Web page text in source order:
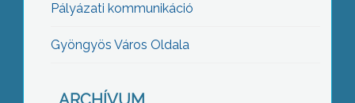
Pályázati kommunikáció
Gyöngyös Város Oldala